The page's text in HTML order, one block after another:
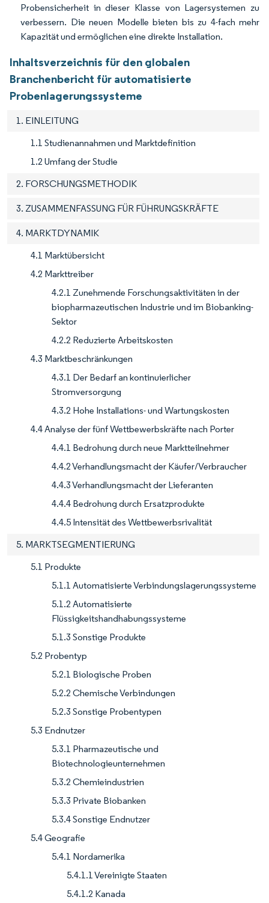
Probensicherheit in dieser Klasse von Lagersystemen zu
verbessern. Die neuen Modelle bieten bis zu 4-fach mehr
Kapazität und ermöglichen eine direkte Installation.
Inhaltsverzeichnis für den globalen
Branchenbericht für automatisierte
Probenlagerungssysteme
1. EINLEITUNG
1.1 Studienannahmen und Marktdefinition
1.2 Umfang der Studie
2. FORSCHUNGSMETHODIK
3. ZUSAMMENFASSUNG FÜR FÜHRUNGSKRÄFTE
4. MARKTDYNAMIK
4.1 Marktübersicht
4.2 Markttreiber
4.2.1 Zunehmende Forschungsaktivitäten in der
biopharmazeutischen Industrie und im Biobanking-
Sektor
4.2.2 Reduzierte Arbeitskosten
4.3 Marktbeschränkungen
4.3.1 Der Bedarf an kontinuierlicher
Stromversorgung
4.3.2 Hohe Installations- und Wartungskosten
4.4 Analyse der fünf Wettbewerbskräfte nach Porter
4.4.1 Bedrohung durch neue Marktteilnehmer
4.4.2 Verhandlungsmacht der Käufer/Verbraucher
4.4.3 Verhandlungsmacht der Lieferanten
4.4.4 Bedrohung durch Ersatzprodukte
4.4.5 Intensität des Wettbewerbsrivalität
5. MARKTSEGMENTIERUNG
5.1 Produkte
5.1.1 Automatisierte Verbindungslagerungssysteme
5.1.2 Automatisierte
Flüssigkeitshandhabungssysteme
5.1.3 Sonstige Produkte
5.2 Probentyp
5.2.1 Biologische Proben
5.2.2 Chemische Verbindungen
5.2.3 Sonstige Probentypen
5.3 Endnutzer
5.3.1 Pharmazeutische und
Biotechnologieunternehmen
5.3.2 Chemieindustrien
5.3.3 Private Biobanken
5.3.4 Sonstige Endnutzer
5.4 Geografie
5.4.1 Nordamerika
5.4.1.1 Vereinigte Staaten
5.4.1.2 Kanada